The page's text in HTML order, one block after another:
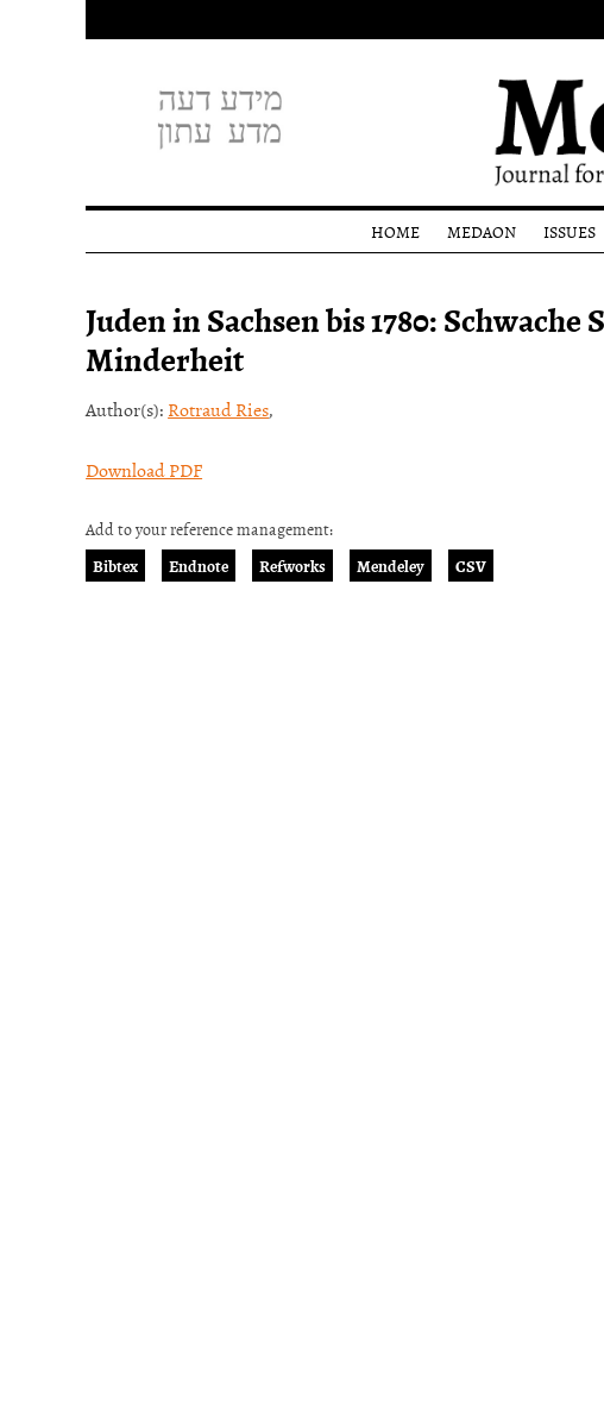
HOME
MEDAON
Editorial
staff
ISSUES
Issues
Juden in Sachsen bis 1780:
Minderheit
Author(s): Rotraud Ries,
Download PDF
Add to your reference management:
Bibtex
Endnote Refworks Mendeley CSV